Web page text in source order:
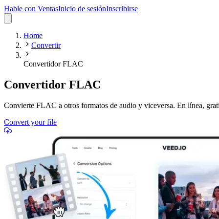
Hable con VentasInicio de sesiónInscribirse
Home
Convertir
Convertidor FLAC
Convertidor FLAC
Convierte FLAC a otros formatos de audio y viceversa. En línea,
Convert your file